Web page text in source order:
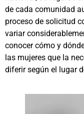
de cada comunidad
proceso de solicitud
variar
conocer cómo y
las mujeres que la
diferir según el lugar